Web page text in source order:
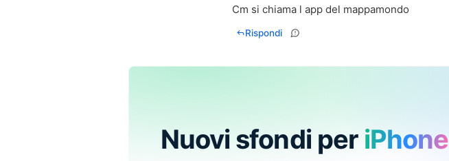
Cm si chiama l app del mappamondo
Rispondi
Nuovi sfondi per iPhone